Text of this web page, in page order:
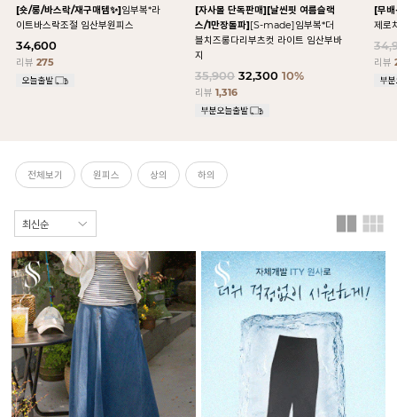
[숏/롱/바스락/재구매템✨]임부복*라
이트바스락조절 임산부원피스
34,600
리뷰 275
[자사몰 단독판매][날씬핏 여름슬랙
스/1만장돌파][S-made]임부복*더
블치즈롱다리부츠컷 라이트 임산부바
지
35,900 32,300 10%
리뷰1,316
[무
제로
리뷰
전체보기 원피스 상의 하의